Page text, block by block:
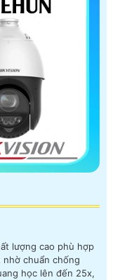
lượng cao phù hợp
chuẩn chống
học lên đến 25x,